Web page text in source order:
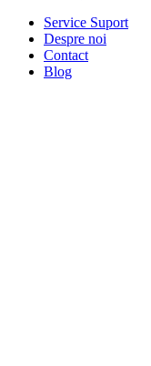
Service Suport
Despre noi
Contact
Blog